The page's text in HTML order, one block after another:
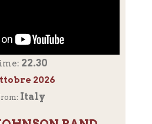
22.30
2026
Italy